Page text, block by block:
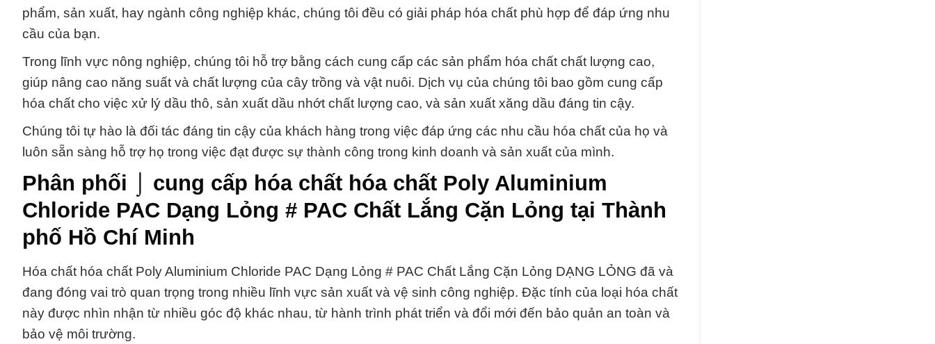
phẩm, sản xuất, hay ngành công nghiệp khác, chúng tôi đều có giải pháp hóa chất phù hợp để đáp ứng nhu
cầu của bạn.
Trong lĩnh vực nông nghiệp, chúng tôi hỗ trợ bằng cách cung cấp các sản phẩm hóa chất chất lượng cao,
giúp nâng cao năng suất và chất lượng của cây trồng và vật nuôi. Dịch vụ của chúng tôi bao gồm cung cấp
hóa chất cho việc xử lý dầu thô, sản xuất dầu nhớt chất lượng cao, và sản xuất xăng dầu đáng tin cậy.
Chúng tôi tự hào là đối tác đáng tin cậy của khách hàng trong việc đáp ứng các nhu cầu hóa chất của họ và
luôn sẵn sàng hỗ trợ họ trong việc đạt được sự thành công trong kinh doanh và sản xuất của mình.
Phân phối ⌡ cung cấp hóa chất hóa chất Poly Aluminium
Chloride PAC Dạng Lỏng # PAC Chất Lắng Cặn Lỏng tại Thành
phố Hồ Chí Minh
Hóa chất hóa chất Poly Aluminium Chloride PAC Dạng Lỏng # PAC Chất Lắng Cặn Lỏng DẠNG LỎNG đã và
đang đóng vai trò quan trọng trong nhiều lĩnh vực sản xuất và vệ sinh công nghiệp. Đặc tính của loại hóa chất
này được nhìn nhận từ nhiều góc độ khác nhau, từ hành trình phát triển và đổi mới đến bảo quản an toàn và
bảo vệ môi trường.